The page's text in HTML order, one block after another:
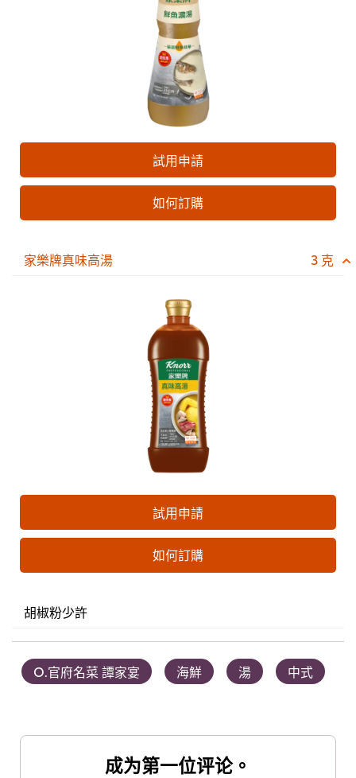
試用申請
如何訂購
家樂牌真味高湯 3 克
試用申請
如何訂購
胡椒粉少許
O.官府名菜 譚家宴 海鮮 湯 中式
成为第一位评论。